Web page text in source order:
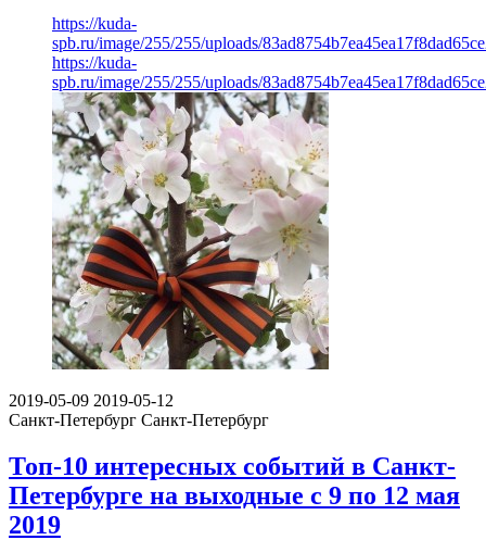
https://kuda-
spb.ru/image/255/255/uploads/
https://kuda-
spb.ru/image/255/255/uploads/
2019-05-09 2019-05-12
Санкт-Петербург Санкт-Петербург
Топ-10 интересных событий в Санкт-
Петербурге на выходные с 9 по 12 мая
2019